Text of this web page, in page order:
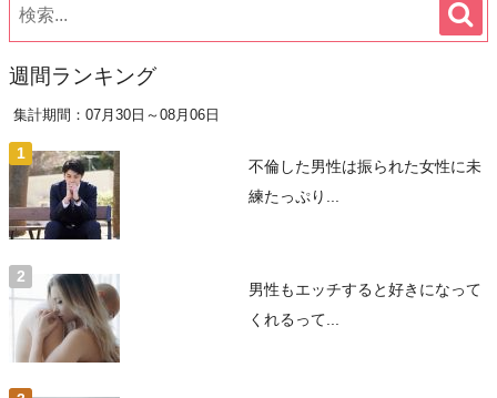
週間ランキング
集計期間：07月30日～08月06日
不倫した男性は振られた女性に未
練たっぷり...
男性もエッチすると好きになって
くれるって...